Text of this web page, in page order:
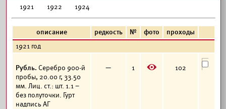
1921 1922 1924
описание редкость № фото
проходы
1921 год
Рубль. Серебро 900-й
пробы, 20.00 г, 33.50
мм. Лиц. ст.: шт. 1.1 –
без полуточки. Гурт
надпись АГ
— 1 E 102